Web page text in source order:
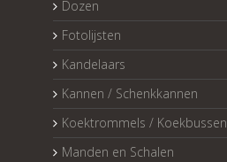
Dozen
Fotolijsten
Kandelaars
Kannen / Schenkkannen
Koektrommels / Koekbussen
Manden en Schalen